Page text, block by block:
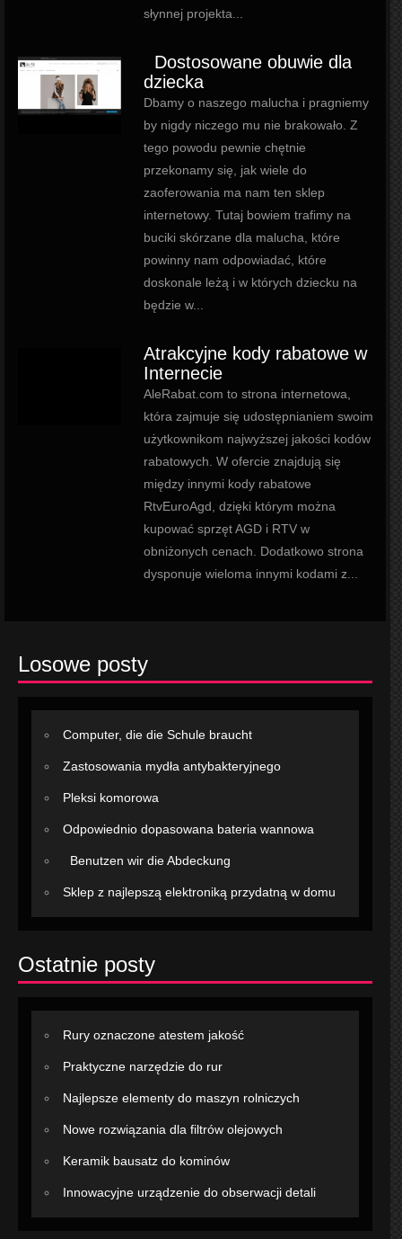
słynnej projekta...
Dostosowane obuwie dla
dziecka
Dbamy o naszego malucha i pragniemy
by nigdy niczego mu nie brakowało. Z
tego powodu pewnie chętnie
przekonamy się, jak wiele do
zaoferowania ma nam ten sklep
internetowy. Tutaj bowiem trafimy na
buciki skórzane dla malucha, które
powinny nam odpowiadać, które
doskonale leżą i w których dziecku na
będzie w...
Atrakcyjne kody rabatowe w
Internecie
AleRabat.com to strona internetowa,
która zajmuje się udostępnianiem swoim
użytkownikom najwyższej jakości kodów
rabatowych. W ofercie znajdują się
między innymi kody rabatowe
RtvEuroAgd, dzięki którym można
kupować sprzęt AGD i RTV w
obniżonych cenach. Dodatkowo strona
dysponuje wieloma innymi kodami z...
Losowe posty
Computer, die die Schule braucht
Zastosowania mydła antybakteryjnego
Pleksi komorowa
Odpowiednio dopasowana bateria wannowa
Benutzen wir die Abdeckung
Sklep z najlepszą elektroniką przydatną w domu
Ostatnie posty
Rury oznaczone atestem jakość
Praktyczne narzędzie do rur
Najlepsze elementy do maszyn rolniczych
Nowe rozwiązania dla filtrów olejowych
Keramik bausatz do kominów
Innowacyjne urządzenie do obserwacji detali